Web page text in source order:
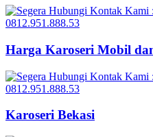
Harga Karoseri Mobil
Karoseri Bekasi